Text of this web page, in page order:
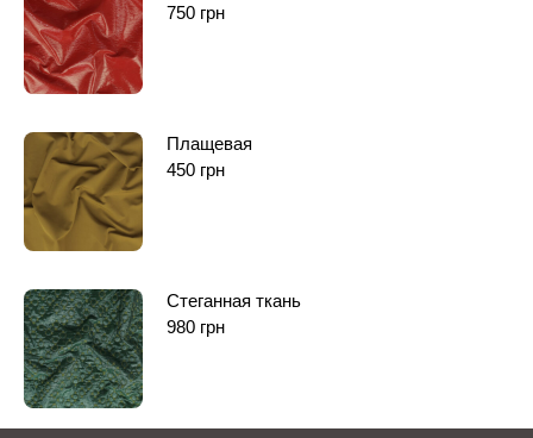
750 грн
Плащевая
450 грн
Стеганная ткань
980 грн